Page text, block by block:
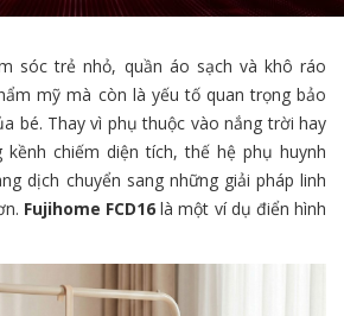
sóc trẻ nhỏ, quần áo sạch và khô ráo
mỹ mà còn là yếu tố quan trọng bảo
bé. Thay vì phụ thuộc vào nắng trời hay
kềnh chiếm diện tích, thế hệ phụ huynh
dịch chuyển sang những giải pháp linh
Fujihome FCD16 là một ví dụ điển hình